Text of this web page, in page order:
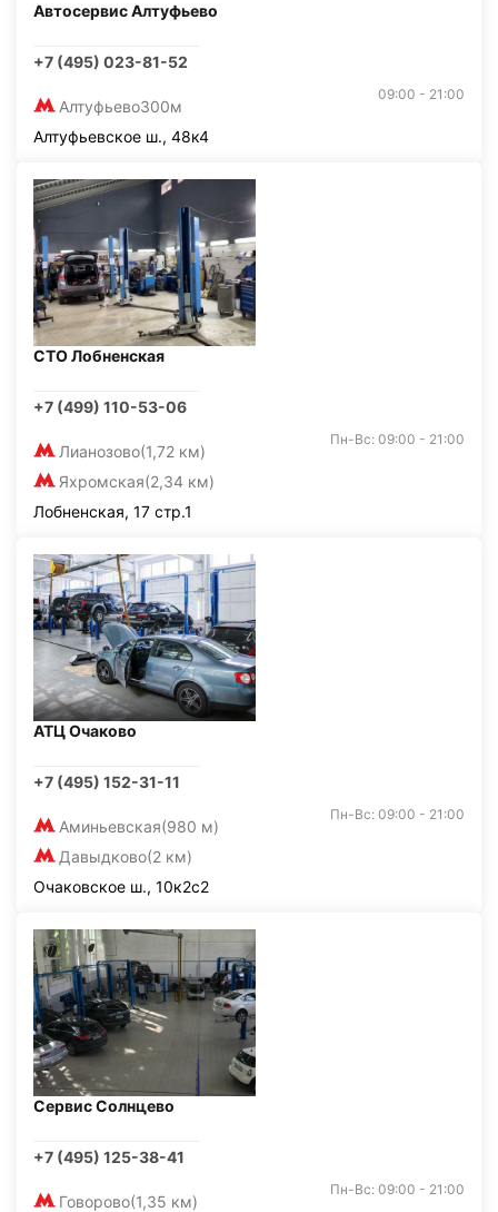
Автосервис Алтуфьево
+7 (495) 023-81-52
Алтуфьево300м
09:00 - 21:00
Алтуфьевское ш., 48к4
СТО Лобненская
+7 (499) 110-53-06
Лианозово(1,72 км)
Яхромская(2,34 км)
Пн-Вс: 09:00 - 21:00
Лобненская, 17 стр.1
АТЦ Очаково
+7 (495) 152-31-11
Аминьевская(980 м)
Давыдково(2 км)
Пн-Вс: 09:00 - 21:00
Очаковское ш., 10к2с2
Сервис Солнцево
+7 (495) 125-38-41
Говорово(1,35 км)
Пн-Вс: 09:00 - 21:00